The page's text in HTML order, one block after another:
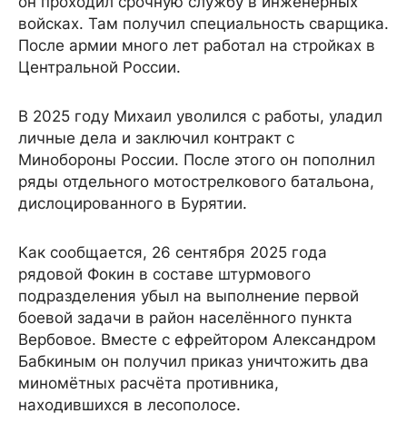
войсках. Там получил специальность сварщика.
После армии много лет работал на стройках в
Центральной России.
В 2025 году Михаил уволился с работы, уладил
личные дела и заключил контракт с
Минобороны России. После этого он пополнил
ряды отдельного мотострелкового батальона,
дислоцированного в Бурятии.
Как сообщается, 26 сентября 2025 года
рядовой Фокин в составе штурмового
подразделения убыл на выполнение первой
боевой задачи в район населённого пункта
Вербовое. Вместе с ефрейтором Александром
Бабкиным он получил приказ уничтожить два
миномётных расчёта противника,
находившихся в лесополосе.